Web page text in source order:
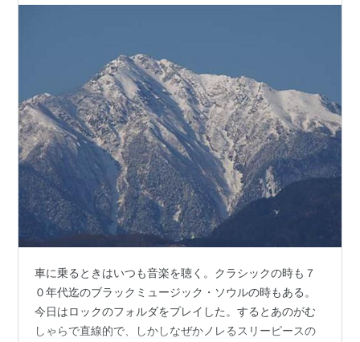
車に乗るときはいつも音楽を聴く。クラシックの時も７
０年代迄のブラックミュージック・ソウルの時もある。
今日はロックのフォルダをプレイした。するとあのがむ
しゃらで直線的で、しかしなぜかノレるスリーピースの